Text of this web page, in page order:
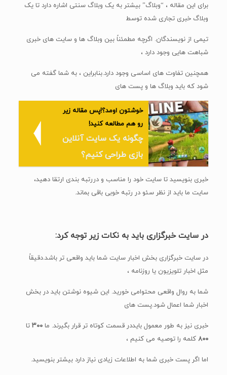
برای این مقاله ، “وبلاگ” بیشتر به یک وبلاگ سنتی اشاره دارد تا یک
وبلاگ خبری تجاری شده توسط
تیمی از نویسندگان. اگرچه مطمئناً بین وبلاگ ها و سایت های خبری
شباهت هایی وجود دارد ،
همچنین تفاوت های اساسی وجود دارد.بنابراین ، به شما گفته می
شود که باید وبلاگ ها و پست های
خوشتون اومد؟!پس مقاله زیر
رو هم مطالعه کنید!
چگونه یک سایت آنلاین
بازی طراحی کنیم؟
خبری بنویسید تا سایت خود را مناسب و دررتبه بندی ارتقا دهید،
سایت ما باید از نظر سئو در رتبه خوبی باقی بماند.
در سایت خبرگزاری باید به نکات زیر توجه کرد:
در سایت خبرگزاری بخش اخبار سایت شما باید واقعی تر باشد.دقیقاً
مثل اخبار تلویزیون یا روزنامه ،
شما به روال واقعی محتوامی خورید. این شیوه نوشتن باید در بخش
اخبار شما اعمال شود.پست های
خبری نیز به طور معمول بایددر قسمت کوتاه تر قرار بگیرند. ما
تا
۸۰۰کلمه را توصیه می کنیم ،
اما اگر پست خبری شما به اطلاعات زیادی نیاز دارد بیشتر بنویسید.